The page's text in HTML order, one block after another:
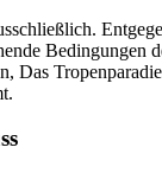
Bedingungen
Das